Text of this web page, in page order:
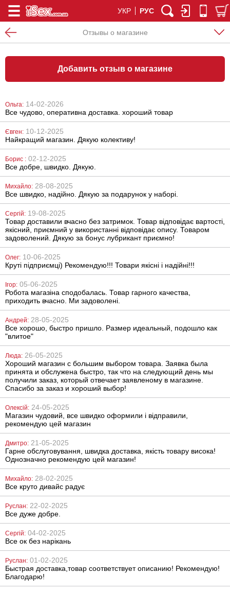
УКР РУС
Отзывы о магазине
Добавить отзыв о магазине
Ольга: 14-02-2026
Все чудово, оперативна доставка. хороший товар
Євген: 10-12-2025
Найкращий магазин. Дякую колективу!
Борис : 02-12-2025
Все добре, швидко. Дякую.
Михайло: 28-08-2025
Все швидко, надійно. Дякую за подарунок у наборі.
Сергій: 19-08-2025
Товар доставили вчасно без затримок. Товар відповідає вартості,
якісний, приємний у використанні відповідає опису. Товаром
задоволений. Дякую за бонус лубрикант приємно!
Олег: 10-06-2025
Круті підприємці) Рекомендую!!! Товари якісні і надійні!!!
Ігор: 05-06-2025
Робота магазіна сподобалась. Товар гарного качества,
приходить вчасно. Ми задоволені.
Андрей: 28-05-2025
Все хорошо, быстро пришло. Размер идеальный, подошло как
"влитое"
Люда: 26-05-2025
Хороший магазин с большим выбором товара. Заявка была
принята и обслужена быстро, так что на следующий день мы
получили заказ, который отвечает заявленому в магазине.
Спасибо за заказ и хороший выбор!
Олексій: 24-05-2025
Магазин чудовий, все швидко оформили і відправили,
рекомендую цей магазин
Дмитро: 21-05-2025
Гарне обслуговування, швидка доставка, якість товару висока!
Однозначно рекомендую цей магазин!
Михайло: 28-02-2025
Все круто дивайс радує
Руслан: 22-02-2025
Все дуже добре.
Сергій: 04-02-2025
Все ок без нарікань
Руслан: 01-02-2025
Быстрая доставка,товар соответствует описанию! Рекомендую!
Благодарю!